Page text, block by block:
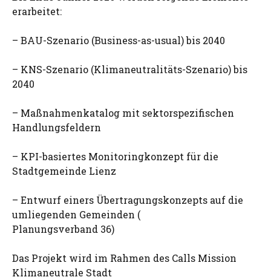
erarbeitet:
– BAU-Szenario (Business-as-usual) bis 2040
– KNS-Szenario (Klimaneutralitäts-Szenario) bis
2040
– Maßnahmenkatalog mit sektorspezifischen
Handlungsfeldern
– KPI-basiertes Monitoringkonzept für die
Stadtgemeinde Lienz
– Entwurf einers Übertragungskonzepts auf die
umliegenden Gemeinden (
Planungsverband 36)
Das Projekt wird im Rahmen des Calls Mission
Klimaneutrale Stadt